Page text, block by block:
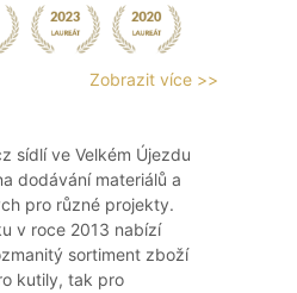
Zobrazit více >>
sídlí ve Velkém Újezdu
dodávání materiálů a
pro různé projekty.
v roce 2013 nabízí
sortiment zboží
kutily, tak pro